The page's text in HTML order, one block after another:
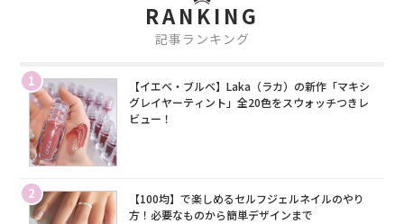
RANKING
記事ランキング
1
【イエベ・ブルベ】Laka（ラカ）の新作「マキシ
グレイヤーティント」全20色をスウォッチつきレ
ビュー！
2
【100均】で楽しめるセルフジェルネイルのやり
方！必要なものから簡単デザインまで